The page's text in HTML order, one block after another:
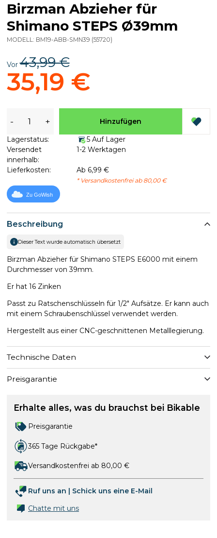
Beschreibung
Dieser Text wurde automatisch übersetzt
Birzman Abzieher für Shimano STEPS E6000 mit einem
Durchmesser von 39mm.
Er hat 16 Zinken
Passt zu Ratschenschlüsseln für 1/2" Aufsätze. Er kann auch
mit einem Schraubenschlüssel verwendet werden.
Hergestellt aus einer CNC-geschnittenen Metalllegierung.
Technische Daten
Preisgarantie
Birzman Abzieher für
Shimano STEPS Ø39mm
MODELL: BM19-ABB-SMN39 (55720)
Vor43,99 €
35,19 €
- + Hinzufügen
Lagerstatus:
5 Auf Lager
Versendet
innerhalb:
1-2 Werktagen
Lieferkosten: Ab 6,99 €
* Versandkostenfrei ab 80,00 €
Zu GoWish
Erhalte alles, was du brauchst bei Bikable
Preisgarantie
365 Tage Rückgabe*
Versandkostenfrei ab 80,00 €
Ruf uns an | Schick uns eine E-Mail
Chatte mit uns